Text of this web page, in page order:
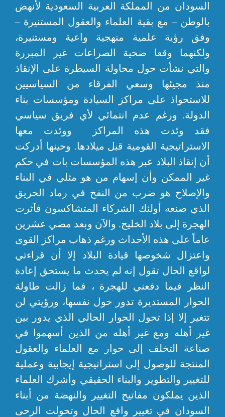
السودان من المملكة العربية السعودية لأنهض
بالوطن – مع بقية العلماء والعقول المستنيرة –
وفق رؤية علمية منهجية واعية ومستنيرة،
ولكنهما وقعا ضحية الصراعات غير المبررة
والتي نشأت حول محاولة السيطرة على الإنقاذ
منذ مجيئها وسعي الفرقاء من السياسيين
للاستحواذ على مراكز السيادة ومؤسسات بناء
الدولة. ورغم عدم انتمائي لأي فريق سياسي
فقد وئدت هذه المراكز ووئدت معها
الاستراتيجية القومية قبل ميلادها. وحينها أدركت
أن إنقاذ البلاد عبر هذه المؤسسات بات في حكم
غير الممكن وأن إسهام من هو مثلي في البناء
والإصلاح هو ضرب من النفخ في رماد الحريق
الذي صنعه أولئك الشركاء المتشاكسون فآثرت
الهجرة إلى بلاد الخليج. والآن وبعد مضي عشرين
عاماً على هذه الأحداث ورغم ذهاب مراكز القوى
واعتزال شخوصها قيادة البلاد إلا أن قراءتي
لواقع الحال تقول إنه لم يحدث ما يستحق إعادة
النظر فيما دفعني للهجرة ، فما زالت طاولة
الحوار المستديرة تدور حول نفسها، ورؤيتي لن
تتغير إلا إذا تحول الحوار الحالي الذي يدور بين
غير أهله ومع غير أهله من الذين أسهموا في
صناعة التخلف إلى حوار مع العلماء والعقول
المنتجة للوصول إلى استراتيجية إيجابية وعملية
للتغيير والتطوير والبناء الحقيقي وأشرك العلماء
الذين يملكون مفاتيح التغيير والنهضة من أبناء
السودان في تغيير واقع الحال وتحولت الرحى